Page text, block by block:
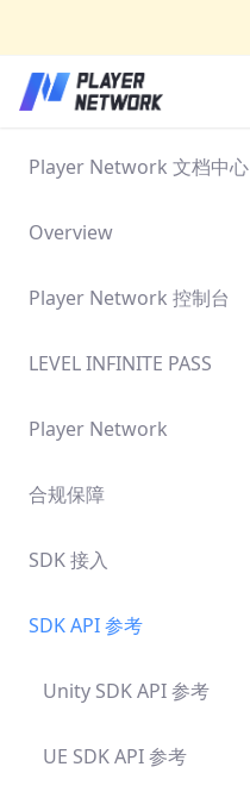
Player Network 文档中心
Overview
Player Network 控制台
LEVEL INFINITE PASS
Player Network
合规保障
SDK 接入
SDK API 参考
Unity SDK API 参考
UE SDK API 参考